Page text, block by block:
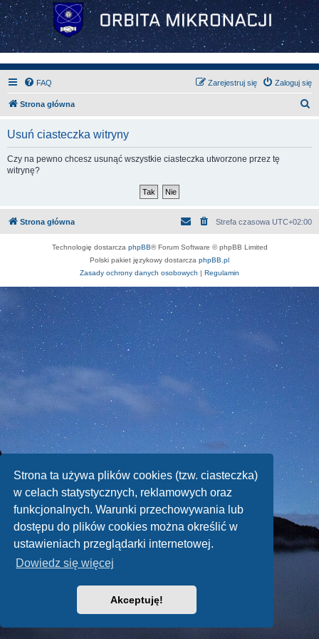
Strona ta używa plików cookies (tzw. ciasteczka)
w celach statystycznych, reklamowych oraz
funkcjonalnych. Warunki przechowywania lub
dostępu do plików cookies można określić w
ustawieniach przeglądarki internetowej.
Dowiedz się więcej
Akceptuję!
FAQ Zaloguj się
Zarejestruj się
Strona główna
Usuń ciasteczka witryny
Czy na pewno chcesz usunąć wszystkie ciasteczka utworzone przez tę
witrynę?
Strona główna Strefa czasowa UTC+02:00
Technologię dostarcza phpBB® Forum Software © phpBB Limited
Polski pakiet językowy dostarcza phpBB.pl
Zasady ochrony danych osobowych | Regulamin